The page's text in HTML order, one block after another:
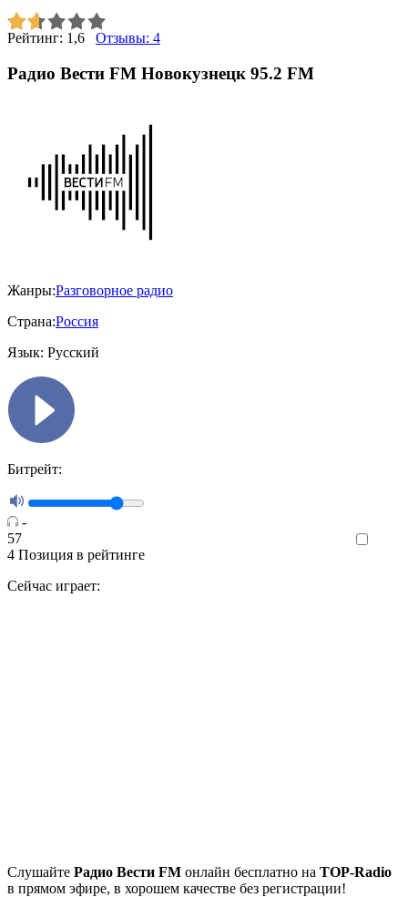
Рейтинг: 1,6 Отзывы: 4
Радио Вести FM Новокузнецк 95.2 FM
Жанры:Разговорное радио
Страна:Россия
Язык: Русский
Битрейт:
-
57
4 Позиция в рейтинге
Сейчас играет:
Cлушайте Радио Вести FM онлайн бесплатно на TOP-Radio
в прямом эфире, в хорошем качестве без регистрации!